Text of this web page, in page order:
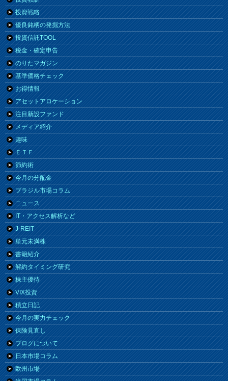
投資戦略
優良銘柄の発掘方法
投資信託TOOL
税金・確定申告
のりたマガジン
基準価格チェック
お得情報
アセットアロケーション
注目新設ファンド
メディア紹介
趣味
ＥＴＦ
節約術
今月の分配金
ブラジル市場コラム
ニュース
IT・アクセス解析など
J-REIT
単元未満株
書籍紹介
解約タイミング研究
株主優待
VIX投資
積立日記
今月の実力チェック
保険見直し
ブログについて
日本市場コラム
欧州市場